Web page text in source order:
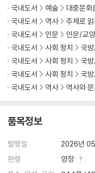
국내도서
예술
대중문화
국내도서
역사 주제로
국내도서
인문 인문/교양
국내도서
사회 정치 국
국내도서
사회 정치 국
국내도서
사회 정치 국
국내도서
역사 역사와
품목정보
발행일
2026년
판형
양장